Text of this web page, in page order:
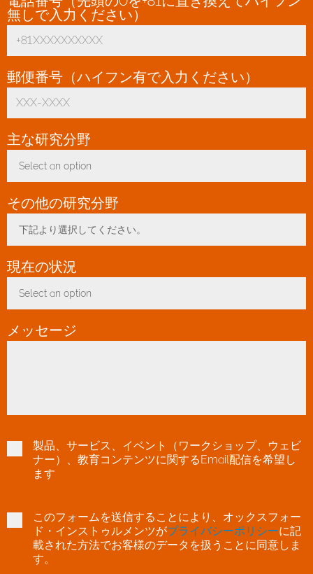
無しで入力ください）
郵便番号（ハイフン有で入力ください）
主な研究分野
Select an option
その他の研究分野
下記より選択してください。
現在の状況
Select an option
メッセージ
製品、サービス、イベント（ワークショップ、ウェビ
ナー）、教育コンテンツに関するEmail配信を希望し
ます
このフォームを送信することにより、オックスフォー
ド・インストゥルメンツがプライバシーポリシーに記
載された方法でお客様のデータを扱うことに同意しま
す。